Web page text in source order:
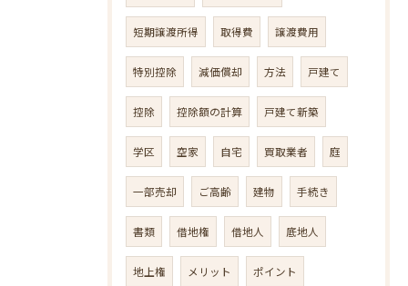
短期譲渡所得 取得費 譲渡費用
特別控除 減価償却 方法 戸建て
控除 控除額の計算 戸建て新築
学区 空家 自宅 買取業者 庭
一部売却 ご高齢 建物 手続き
書類 借地権 借地人 底地人
地上権 メリット ポイント